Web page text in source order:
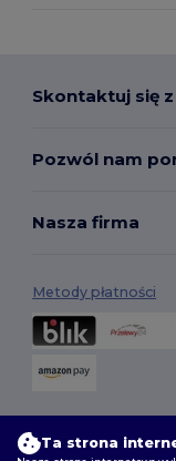
Skontaktuj się
Pozwól nam
Nasza firma
Metody płatności
Ta strona